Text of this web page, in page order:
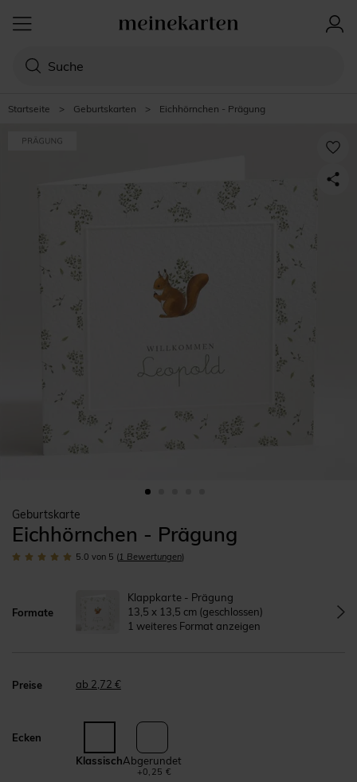
Startseite > Geburtskarten > Eichhörnchen - Prägung
Geburtskarte
Eichhörnchen - Prägung
5.0 von 5 (1 Bewertungen)
Formate
Klappkarte - Prägung
13,5 x 13,5 cm (geschlossen)
1 weiteres Format anzeigen
Preise ab 2,72 €
Ecken
KlassischAbgerundet
+0,25 €